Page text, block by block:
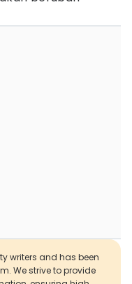
writers and has been
We strive to provide